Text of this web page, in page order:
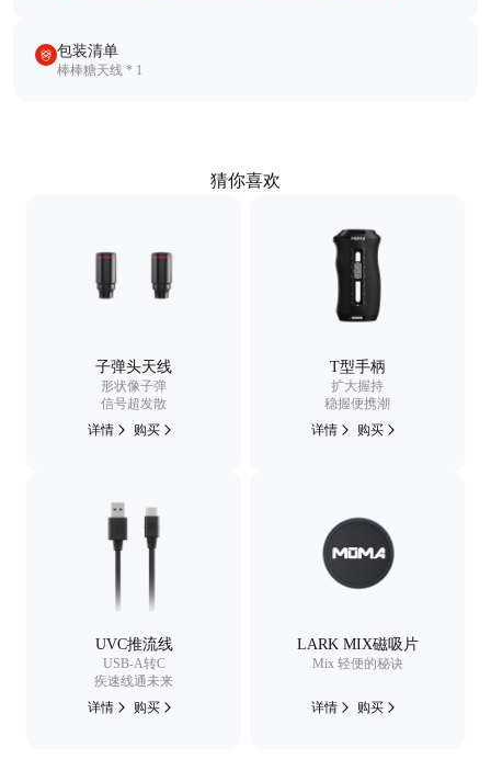
包装清单
棒棒糖天线 * 1
猜你喜欢
子弹头天线
形状像子弹
信号超发散
详情
购买
T型手柄
扩大握持
稳握便携潮
详情
购买
UVC推流线
USB-A转C
疾速线通未来
详情
购买
LARK MIX磁吸片
Mix 轻便的秘诀
详情 购买